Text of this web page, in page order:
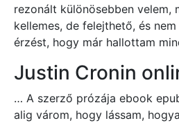
rezonált különösebben velem,
kellemes, de felejthető, és
érzést, hogy már hallottam
Justin Cronin
… A szerző prózája ebook
alig várom, hogy lássam,